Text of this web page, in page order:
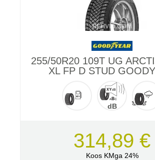
255/50R20 109T UG
XL FP D STUD
dB
314,89 €
Koos KMga 24%